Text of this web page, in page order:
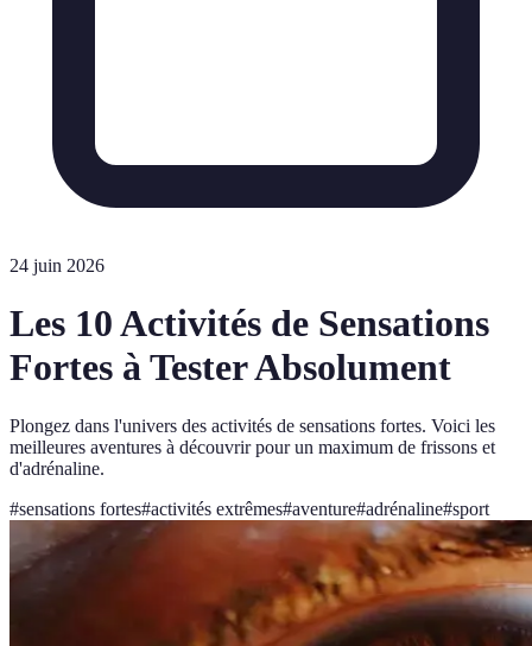
24 juin 2026
Les 10 Activités de Sensations
Fortes à Tester Absolument
Plongez dans l'univers des activités de sensations fortes. Voici les
meilleures aventures à découvrir pour un maximum de frissons et
d'adrénaline.
#sensations fortes#activités extrêmes#aventure#adrénaline#sport